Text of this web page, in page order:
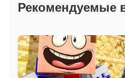
Рекомендуемые